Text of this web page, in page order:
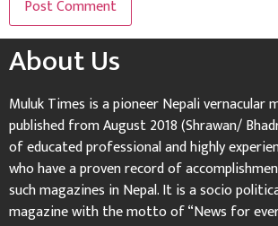
About Us
Muluk Times is a pioneer Nepali vernacular
published from August 2018 (Shrawan/
of educated professional and highly
who have a proven record of
such magazines in Nepal. It is a socio
magazine with the motto of “News for